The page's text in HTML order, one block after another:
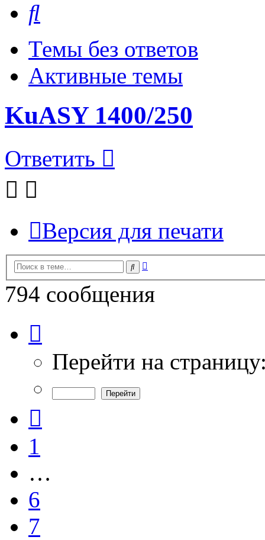
Темы без ответов
Активные темы
KuASY 1400/250
Ответить
Версия для печати
Поиск
794 сообщения
из
Перейти на
1
…
6
7